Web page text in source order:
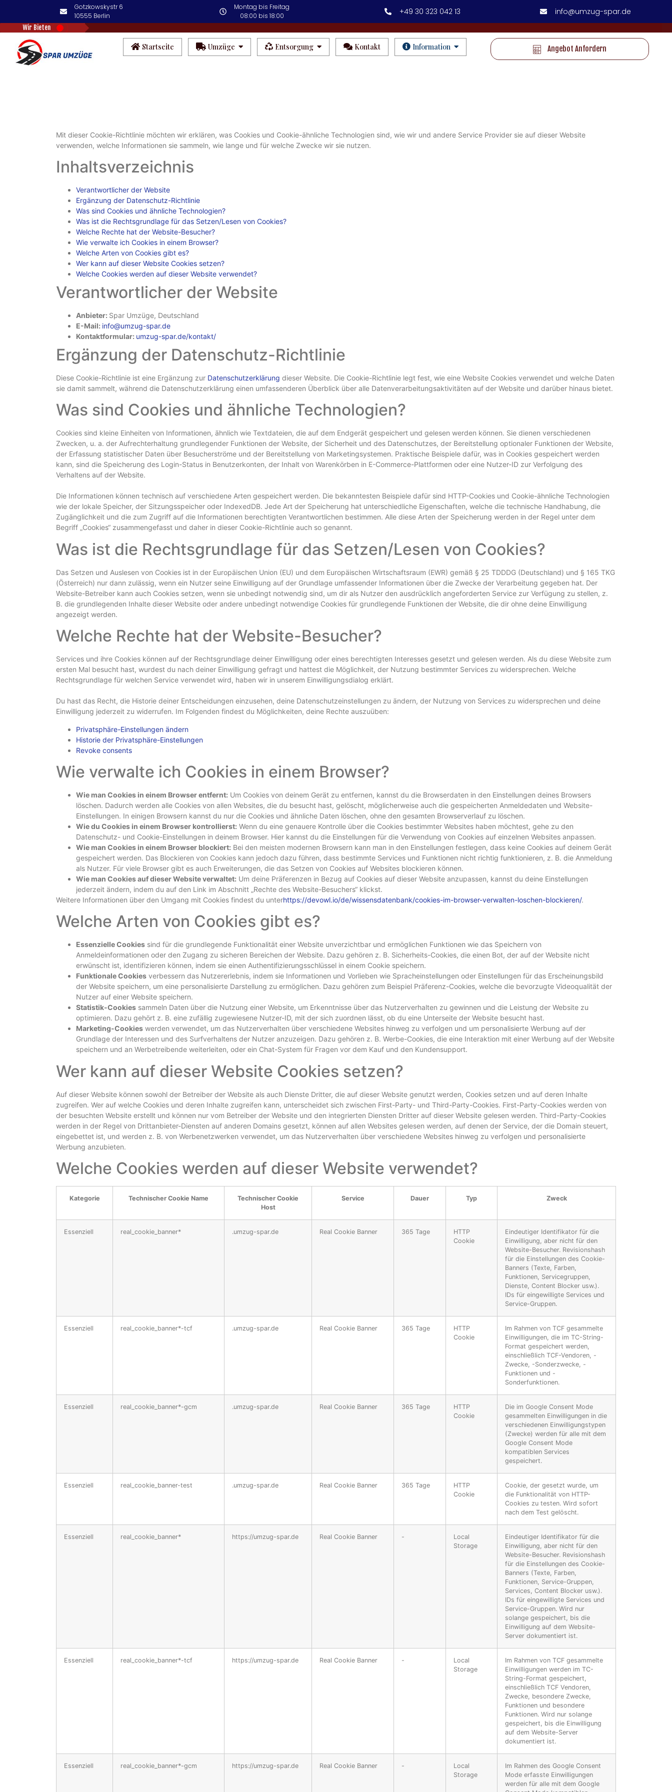
Gotzkowskystr 6
10555 Berlin
Montag bis Freitag
08:00 bis 18:00
+49 30 323 042 13 info@umzug-spar.de
Wir Bieten
Startseite Umzüge Entsorgung Kontakt Information Angebot Anfordern
Mit dieser Cookie-Richtlinie möchten wir erklären, was Cookies und Cookie-ähnliche Technologien sind, wie wir und andere Service Provider sie auf dieser Website
verwenden, welche Informationen sie sammeln, wie lange und für welche Zwecke wir sie nutzen.
Inhaltsverzeichnis
Verantwortlicher der Website
Ergänzung der Datenschutz-Richtlinie
Was sind Cookies und ähnliche Technologien?
Was ist die Rechtsgrundlage für das Setzen/Lesen von Cookies?
Welche Rechte hat der Website-Besucher?
Wie verwalte ich Cookies in einem Browser?
Welche Arten von Cookies gibt es?
Wer kann auf dieser Website Cookies setzen?
Welche Cookies werden auf dieser Website verwendet?
Verantwortlicher der Website
Anbieter: Spar Umzüge, Deutschland
E-Mail: info@umzug-spar.de
Kontaktformular: umzug-spar.de/kontakt/
Ergänzung der Datenschutz-Richtlinie
Diese Cookie-Richtlinie ist eine Ergänzung zur Datenschutzerklärung dieser Website. Die Cookie-Richtlinie legt fest, wie eine Website Cookies verwendet und welche Daten
sie damit sammelt, während die Datenschutzerklärung einen umfassenderen Überblick über alle Datenverarbeitungsaktivitäten auf der Website und darüber hinaus bietet.
Was sind Cookies und ähnliche Technologien?
Cookies sind kleine Einheiten von Informationen, ähnlich wie Textdateien, die auf dem Endgerät gespeichert und gelesen werden können. Sie dienen verschiedenen
Zwecken, u. a. der Aufrechterhaltung grundlegender Funktionen der Website, der Sicherheit und des Datenschutzes, der Bereitstellung optionaler Funktionen der Website,
der Erfassung statistischer Daten über Besucherströme und der Bereitstellung von Marketingsystemen. Praktische Beispiele dafür, was in Cookies gespeichert werden
kann, sind die Speicherung des Login-Status in Benutzerkonten, der Inhalt von Warenkörben in E-Commerce-Plattformen oder eine Nutzer-ID zur Verfolgung des
Verhaltens auf der Website.
Die Informationen können technisch auf verschiedene Arten gespeichert werden. Die bekanntesten Beispiele dafür sind HTTP-Cookies und Cookie-ähnliche Technologien
wie der lokale Speicher, der Sitzungsspeicher oder IndexedDB. Jede Art der Speicherung hat unterschiedliche Eigenschaften, welche die technische Handhabung, die
Zugänglichkeit und die zum Zugriff auf die Informationen berechtigten Verantwortlichen bestimmen. Alle diese Arten der Speicherung werden in der Regel unter dem
Begriff „Cookies“ zusammengefasst und daher in dieser Cookie-Richtlinie auch so genannt.
Was ist die Rechtsgrundlage für das Setzen/Lesen von Cookies?
Das Setzen und Auslesen von Cookies ist in der Europäischen Union (EU) und dem Europäischen Wirtschaftsraum (EWR) gemäß § 25 TDDDG (Deutschland) und § 165 TKG
(Österreich) nur dann zulässig, wenn ein Nutzer seine Einwilligung auf der Grundlage umfassender Informationen über die Zwecke der Verarbeitung gegeben hat. Der
Website-Betreiber kann auch Cookies setzen, wenn sie unbedingt notwendig sind, um dir als Nutzer den ausdrücklich angeforderten Service zur Verfügung zu stellen, z.
B. die grundlegenden Inhalte dieser Website oder andere unbedingt notwendige Cookies für grundlegende Funktionen der Website, die dir ohne deine Einwilligung
angezeigt werden.
Welche Rechte hat der Website-Besucher?
Services und ihre Cookies können auf der Rechtsgrundlage deiner Einwilligung oder eines berechtigten Interesses gesetzt und gelesen werden. Als du diese Website zum
ersten Mal besucht hast, wurdest du nach deiner Einwilligung gefragt und hattest die Möglichkeit, der Nutzung bestimmter Services zu widersprechen. Welche
Rechtsgrundlage für welchen Service verwendet wird, haben wir in unserem Einwilligungsdialog erklärt.
Du hast das Recht, die Historie deiner Entscheidungen einzusehen, deine Datenschutzeinstellungen zu ändern, der Nutzung von Services zu widersprechen und deine
Einwilligung jederzeit zu widerrufen. Im Folgenden findest du Möglichkeiten, deine Rechte auszuüben:
Privatsphäre-Einstellungen ändern
Historie der Privatsphäre-Einstellungen
Revoke consents
Wie verwalte ich Cookies in einem Browser?
Wie man Cookies in einem Browser entfernt: Um Cookies von deinem Gerät zu entfernen, kannst du die Browserdaten in den Einstellungen deines Browsers
löschen. Dadurch werden alle Cookies von allen Websites, die du besucht hast, gelöscht, möglicherweise auch die gespeicherten Anmeldedaten und Website-
Einstellungen. In einigen Browsern kannst du nur die Cookies und ähnliche Daten löschen, ohne den gesamten Browserverlauf zu löschen.
Wie du Cookies in einem Browser kontrollierst: Wenn du eine genauere Kontrolle über die Cookies bestimmter Websites haben möchtest, gehe zu den
Datenschutz- und Cookie-Einstellungen in deinem Browser. Hier kannst du die Einstellungen für die Verwendung von Cookies auf einzelnen Websites anpassen.
Wie man Cookies in einem Browser blockiert: Bei den meisten modernen Browsern kann man in den Einstellungen festlegen, dass keine Cookies auf deinem Gerät
gespeichert werden. Das Blockieren von Cookies kann jedoch dazu führen, dass bestimmte Services und Funktionen nicht richtig funktionieren, z. B. die Anmeldung
als Nutzer. Für viele Browser gibt es auch Erweiterungen, die das Setzen von Cookies auf Websites blockieren können.
Wie man Cookies auf dieser Website verwaltet: Um deine Präferenzen in Bezug auf Cookies auf dieser Website anzupassen, kannst du deine Einstellungen
jederzeit ändern, indem du auf den Link im Abschnitt „Rechte des Website-Besuchers“ klickst.
Weitere Informationen über den Umgang mit Cookies findest du unterhttps://devowl.io/de/wissensdatenbank/cookies-im-browser-verwalten-loschen-blockieren/.
Welche Arten von Cookies gibt es?
Essenzielle Cookies sind für die grundlegende Funktionalität einer Website unverzichtbar und ermöglichen Funktionen wie das Speichern von
Anmeldeinformationen oder den Zugang zu sicheren Bereichen der Website. Dazu gehören z. B. Sicherheits-Cookies, die einen Bot, der auf der Website nicht
erwünscht ist, identifizieren können, indem sie einen Authentifizierungsschlüssel in einem Cookie speichern.
Funktionale Cookies verbessern das Nutzererlebnis, indem sie Informationen und Vorlieben wie Spracheinstellungen oder Einstellungen für das Erscheinungsbild
der Website speichern, um eine personalisierte Darstellung zu ermöglichen. Dazu gehören zum Beispiel Präferenz-Cookies, welche die bevorzugte Videoqualität der
Nutzer auf einer Website speichern.
Statistik-Cookies sammeln Daten über die Nutzung einer Website, um Erkenntnisse über das Nutzerverhalten zu gewinnen und die Leistung der Website zu
optimieren. Dazu gehört z. B. eine zufällig zugewiesene Nutzer-ID, mit der sich zuordnen lässt, ob du eine Unterseite der Website besucht hast.
Marketing-Cookies werden verwendet, um das Nutzerverhalten über verschiedene Websites hinweg zu verfolgen und um personalisierte Werbung auf der
Grundlage der Interessen und des Surfverhaltens der Nutzer anzuzeigen. Dazu gehören z. B. Werbe-Cookies, die eine Interaktion mit einer Werbung auf der Website
speichern und an Werbetreibende weiterleiten, oder ein Chat-System für Fragen vor dem Kauf und den Kundensupport.
Wer kann auf dieser Website Cookies setzen?
Auf dieser Website können sowohl der Betreiber der Website als auch Dienste Dritter, die auf dieser Website genutzt werden, Cookies setzen und auf deren Inhalte
zugreifen. Wer auf welche Cookies und deren Inhalte zugreifen kann, unterscheidet sich zwischen First-Party- und Third-Party-Cookies. First-Party-Cookies werden von
der besuchten Website erstellt und können nur vom Betreiber der Website und den integrierten Diensten Dritter auf dieser Website gelesen werden. Third-Party-Cookies
werden in der Regel von Drittanbieter-Diensten auf anderen Domains gesetzt, können auf allen Websites gelesen werden, auf denen der Service, der die Domain steuert,
eingebettet ist, und werden z. B. von Werbenetzwerken verwendet, um das Nutzerverhalten über verschiedene Websites hinweg zu verfolgen und personalisierte
Werbung anzubieten.
Welche Cookies werden auf dieser Website verwendet?
Kategorie Technischer Cookie Name
Technischer Cookie
Host
Service Dauer Typ Zweck
Essenziell real_cookie_banner* .umzug-spar.de Real Cookie Banner 365 Tage
HTTP
Cookie
Eindeutiger Identifikator für die
Einwilligung, aber nicht für den
Website-Besucher. Revisionshash
für die Einstellungen des Cookie-
Banners (Texte, Farben,
Funktionen, Servicegruppen,
Dienste, Content Blocker usw.).
IDs für eingewilligte Services und
Service-Gruppen.
Essenziell real_cookie_banner*-tcf .umzug-spar.de Real Cookie Banner 365 Tage
HTTP
Cookie
Im Rahmen von TCF gesammelte
Einwilligungen, die im TC-String-
Format gespeichert werden,
einschließlich TCF-Vendoren, -
Zwecke, -Sonderzwecke, -
Funktionen und -
Sonderfunktionen.
Essenziell real_cookie_banner*-gcm .umzug-spar.de Real Cookie Banner 365 Tage
HTTP
Cookie
Die im Google Consent Mode
gesammelten Einwilligungen in die
verschiedenen Einwilligungstypen
(Zwecke) werden für alle mit dem
Google Consent Mode
kompatiblen Services
gespeichert.
Essenziell real_cookie_banner-test .umzug-spar.de Real Cookie Banner 365 Tage
HTTP
Cookie
Cookie, der gesetzt wurde, um
die Funktionalität von HTTP-
Cookies zu testen. Wird sofort
nach dem Test gelöscht.
Essenziell real_cookie_banner* https://umzug-spar.de Real Cookie Banner -
Local
Storage
Eindeutiger Identifikator für die
Einwilligung, aber nicht für den
Website-Besucher. Revisionshash
für die Einstellungen des Cookie-
Banners (Texte, Farben,
Funktionen, Service-Gruppen,
Services, Content Blocker usw.).
IDs für eingewilligte Services und
Service-Gruppen. Wird nur
solange gespeichert, bis die
Einwilligung auf dem Website-
Server dokumentiert ist.
Essenziell real_cookie_banner*-tcf https://umzug-spar.de Real Cookie Banner -
Local
Storage
Im Rahmen von TCF gesammelte
Einwilligungen werden im TC-
String-Format gespeichert,
einschließlich TCF Vendoren,
Zwecke, besondere Zwecke,
Funktionen und besondere
Funktionen. Wird nur solange
gespeichert, bis die Einwilligung
auf dem Website-Server
dokumentiert ist.
Essenziell real_cookie_banner*-gcm https://umzug-spar.de Real Cookie Banner -
Local
Storage
Im Rahmen des Google Consent
Mode erfasste Einwilligungen
werden für alle mit dem Google